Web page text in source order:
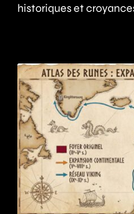
historiques et